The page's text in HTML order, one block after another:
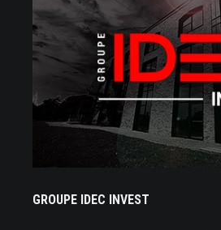
GROUPE IDEC INVEST